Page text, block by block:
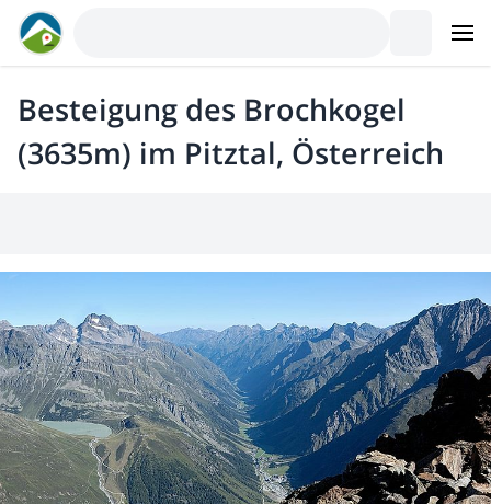
Besteigung des Brochkogel
(3635m) im Pitztal, Österreich